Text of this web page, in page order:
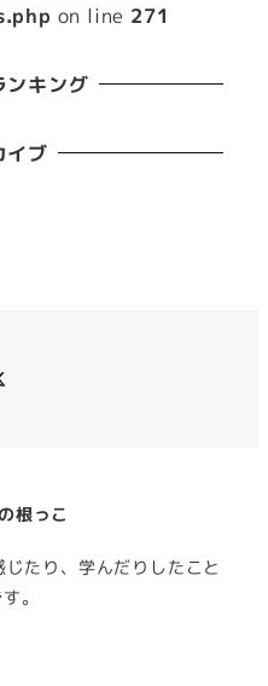
on line 271
ンキング
イブ
根っこ
たり、学んだりしたこと
。